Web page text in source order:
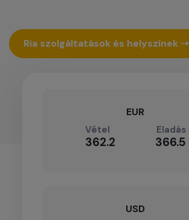
Ria szolgáltatások és helyszínek ➝
EUR
Vétel
362.2
Eladás
366.5
USD